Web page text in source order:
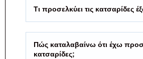
Τι προσελκύει τις κατσαρίδες
Πώς καταλαβαίνω ότι έχω
κατσαρίδες;